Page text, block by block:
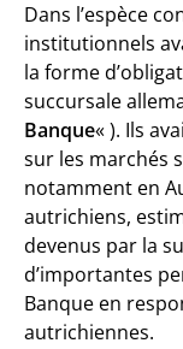
Dans l’espèce
institutionnels
la forme
succursale
Banque« ). Ils
sur les marchés
notamment en
autrichiens,
devenus par la
d’importantes
Banque en
autrichiennes.